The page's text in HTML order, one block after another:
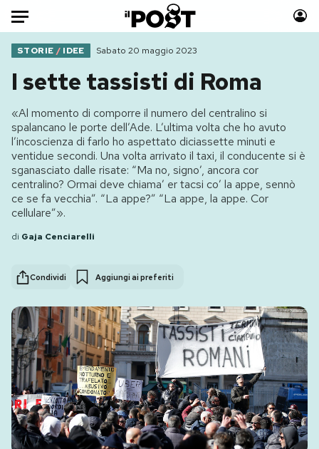
Auto
HOME
Italia
Mondo
Politica
Tecnologia
Internet
Cultura
Sport
Moda
Libri
Consumismi
Storie/Idee
Ok Boomer!
PODCAST
NEWSLETTER
I MIEI PREFERITI
STORIE / IDEE Sabato 20 maggio 2023
I sette tassisti di Roma
«Al momento di comporre il numero del centralino si
spalancano le porte dell’Ade. L’ultima volta che ho avuto
l’incoscienza di farlo ho aspettato diciassette minuti e
ventidue secondi. Una volta arrivato il taxi, il conducente si è
sganasciato dalle risate: “Ma no, signo’, ancora cor
centralino? Ormai deve chiama’ er tacsi co’ la appe, sennò
ce se fa vecchia”. “La appe?” “La appe, la appe. Cor
cellulare”».
di Gaja Cenciarelli
Condividi Aggiungi ai preferiti